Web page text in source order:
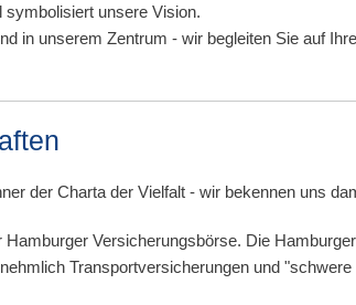
symbolisiert unsere Vision.
in unserem Zentrum - wir begleiten Sie auf
der Charta der Vielfalt - wir bekennen uns
Hamburger Versicherungsbörse. Die
Transportversicherungen und "schwere